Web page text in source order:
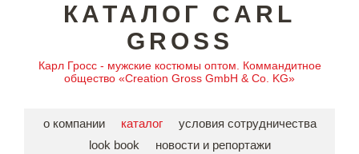
КАТАЛОГ CARL
GROSS
Карл Гросс - мужские костюмы оптом. Коммандитное
общество «Creation Gross GmbH & Co. KG»
о компании каталог
условия сотрудничества
look book
новости и репортажи